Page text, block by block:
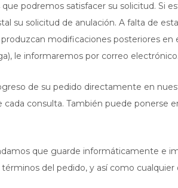
podremos satisfacer su solicitud. Si
su solicitud de anulación. A falta de
modificaciones posteriores
le informaremos por correo electrónico.
de su pedido directamente en
cada consulta. También puede
que guarde informáticamente e
del pedido, y así como